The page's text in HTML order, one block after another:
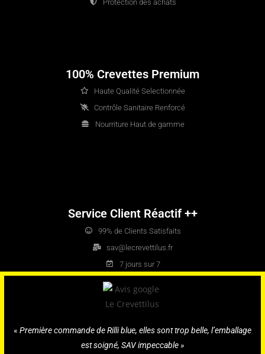
Protection des achats
100% Crevettes Premium
Haute Qualité Selectionnée
Contrôle Sanitaire Renforcé
Nourriture Haut de gamme
Service Client Réactif ++
99% de Clients Satisfaits
sav@lecrevettilus.fr
7 jours sur 7
« Première commande de Rilli blue, elles sont trop belle, l’emballage
est soigné, SAV impeccable »